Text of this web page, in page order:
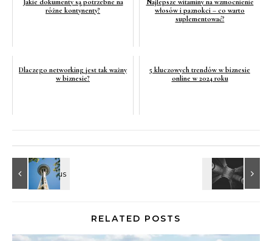
Jakie dokumenty są potrzebne na
różne kontynenty?
Najlepsze witaminy na wzmocnienie
włosów i paznokci – co warto
suplementować?
Dlaczego networking jest tak ważny
w biznesie?
5 kluczowych trendów w biznesie
online w 2024 roku
RELATED POSTS